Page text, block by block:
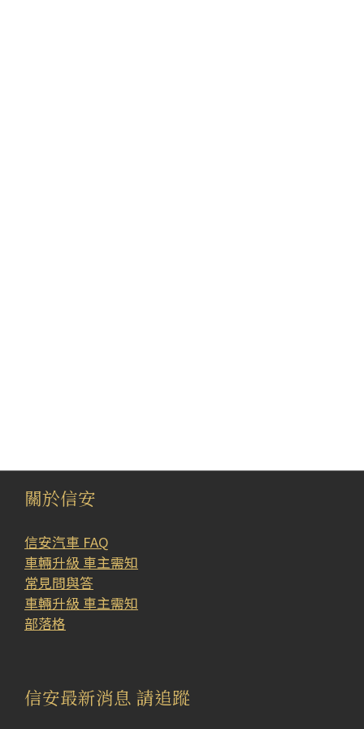
關於信安
信安汽車 FAQ
車輛升級 車主需知
常見問與答
車輛升級 車主需知
部落格
信安最新消息 請追蹤